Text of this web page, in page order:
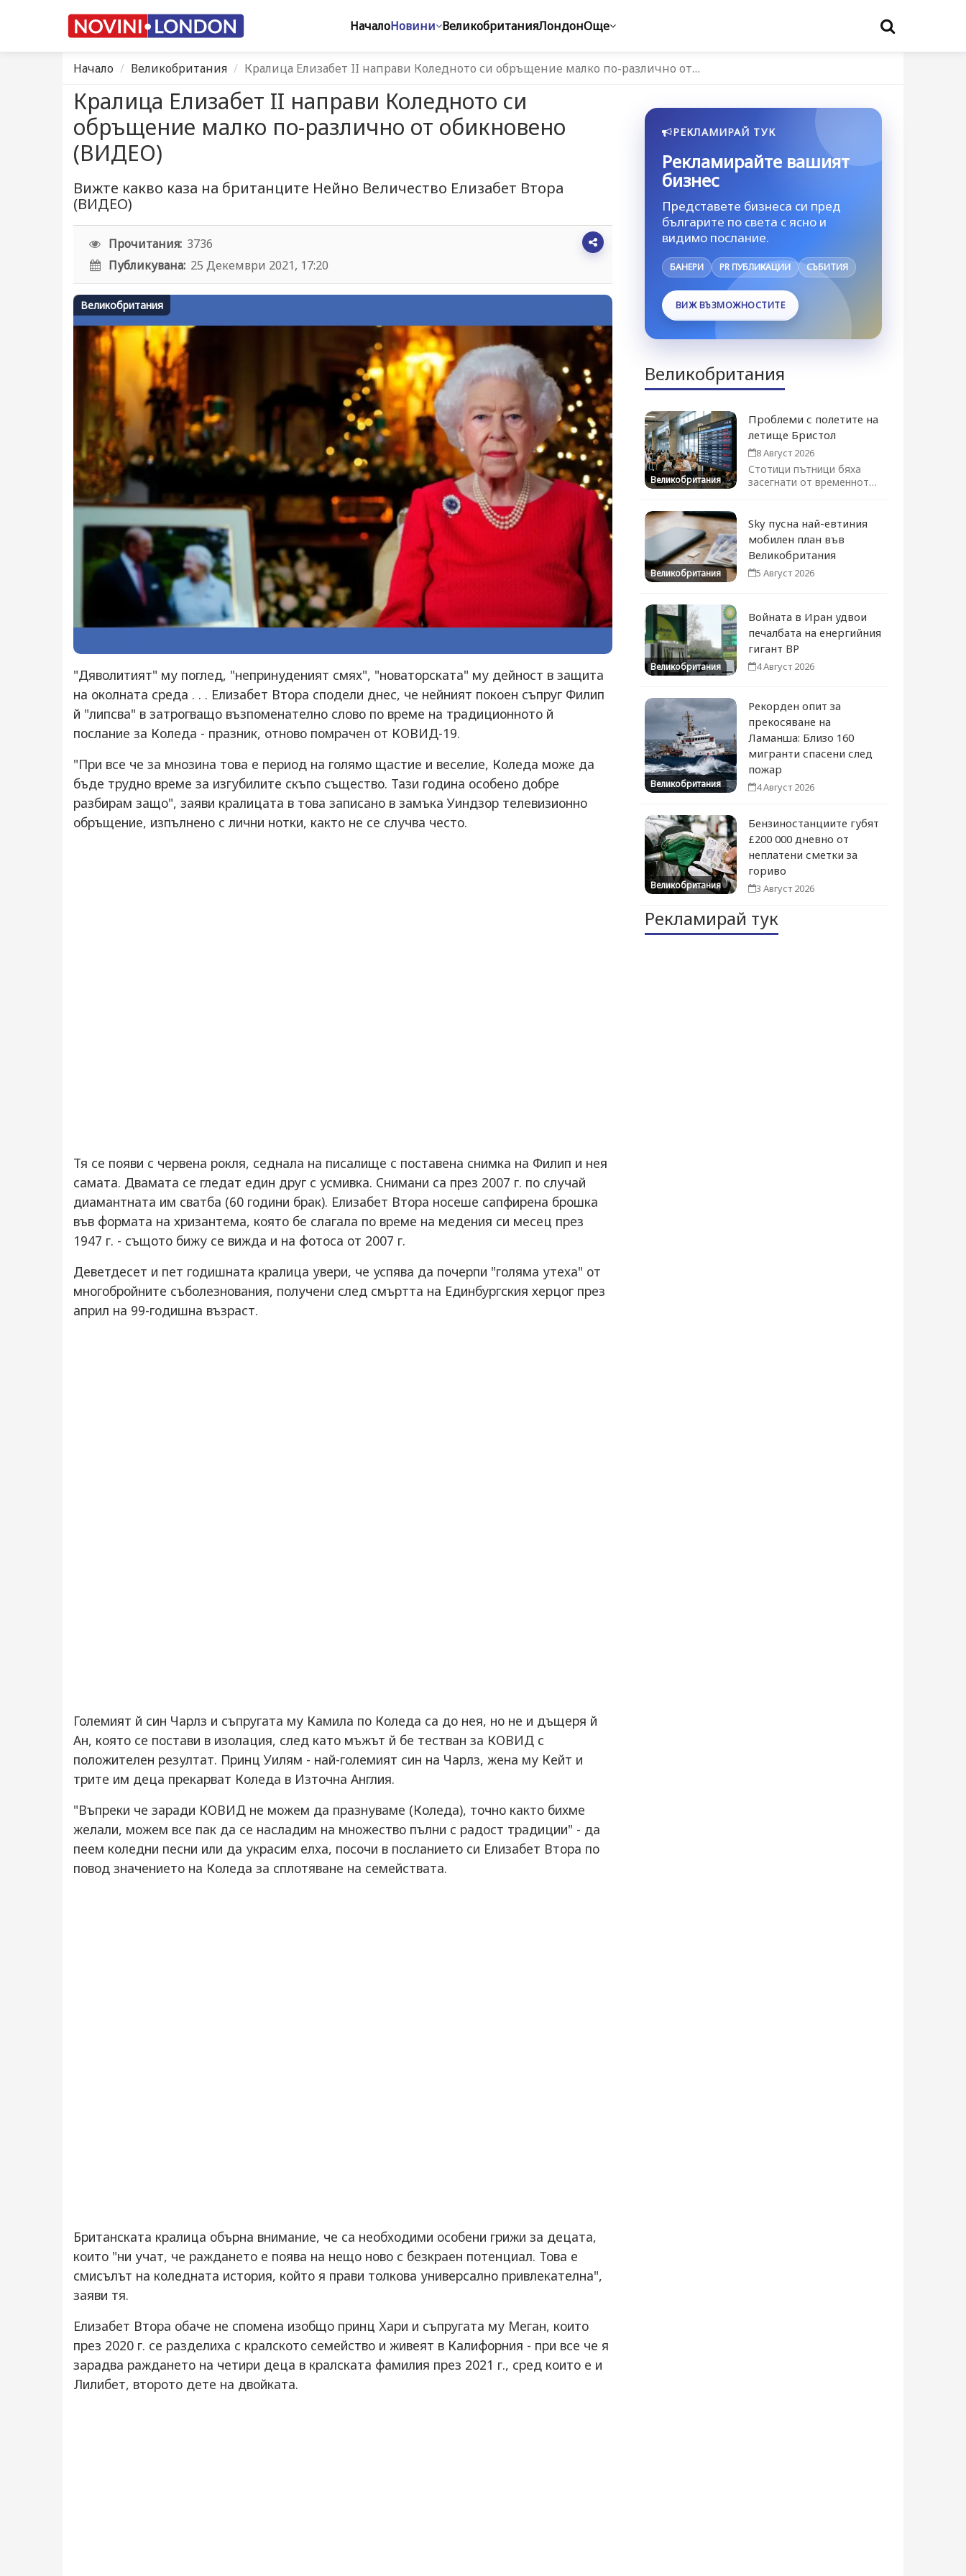
НачалоНовини ВеликобританияЛондонОще
Начало Великобритания Кралица Елизабет II направи Коледното си обръщение малко по-различно от…
Кралица Елизабет II направи Коледното си
обръщение малко по-различно от обикновено
(ВИДЕО)
Вижте какво каза на британците Нейно Величество Елизабет Втора
(ВИДЕО)
Прочитания: 3736
Публикувана: 25 Декември 2021, 17:20
Великобритания
"Дяволитият" му поглед, "непринуденият смях", "новаторската" му дейност в защита
на околната среда . . . Елизабет Втора сподели днес, че нейният покоен съпруг Филип
й "липсва" в затрогващо възпоменателно слово по време на традиционното й
послание за Коледа - празник, отново помрачен от КОВИД-19.
"При все че за мнозина това е период на голямо щастие и веселие, Коледа може да
бъде трудно време за изгубилите скъпо същество. Тази година особено добре
разбирам защо", заяви кралицата в това записано в замъка Уиндзор телевизионно
обръщение, изпълнено с лични нотки, както не се случва често.
Тя се появи с червена рокля, седнала на писалище с поставена снимка на Филип и нея
самата. Двамата се гледат един друг с усмивка. Снимани са през 2007 г. по случай
диамантната им сватба (60 години брак). Елизабет Втора носеше сапфирена брошка
във формата на хризантема, която бе слагала по време на медения си месец през
1947 г. - същото бижу се вижда и на фотоса от 2007 г.
Деветдесет и пет годишната кралица увери, че успява да почерпи "голяма утеха" от
многобройните съболезнования, получени след смъртта на Единбургския херцог през
април на 99-годишна възраст.
Големият й син Чарлз и съпругата му Камила по Коледа са до нея, но не и дъщеря й
Ан, която се постави в изолация, след като мъжът й бе тестван за КОВИД с
положителен резултат. Принц Уилям - най-големият син на Чарлз, жена му Кейт и
трите им деца прекарват Коледа в Източна Англия.
"Въпреки че заради КОВИД не можем да празнуваме (Коледа), точно както бихме
желали, можем все пак да се насладим на множество пълни с радост традиции" - да
пеем коледни песни или да украсим елха, посочи в посланието си Елизабет Втора по
повод значението на Коледа за сплотяване на семействата.
Британската кралица обърна внимание, че са необходими особени грижи за децата,
които "ни учат, че раждането е поява на нещо ново с безкраен потенциал. Това е
смисълът на коледната история, който я прави толкова универсално привлекателна",
заяви тя.
Елизабет Втора обаче не спомена изобщо принц Хари и съпругата му Меган, които
през 2020 г. се разделиха с кралското семейство и живеят в Калифорния - при все че я
зарадва раждането на четири деца в кралската фамилия през 2021 г., сред които е и
Лилибет, второто дете на двойката.
РЕКЛАМИРАЙ ТУК
Рекламирайте вашият
бизнес
Представете бизнеса си пред
българите по света с ясно и
видимо послание.
БАНЕРИ PR ПУБЛИКАЦИИ СЪБИТИЯ
ВИЖ ВЪЗМОЖНОСТИТЕ
Великобритания
Великобритания
Проблеми с полетите на
летище Бристол
8 Август 2026
Стотици пътници бяха
засегнати от временното
възстановява...
Великобритания
Sky пусна най-евтиния
мобилен план във
Великобритания
5 Август 2026
Великобритания
Войната в Иран удвои
печалбата на енергийния
гигант BP
4 Август 2026
Великобритания
Рекорден опит за
прекосяване на
Ламанша: Близо 160
мигранти спасени след
пожар
4 Август 2026
Великобритания
Бензиностанциите губят
£200 000 дневно от
неплатени сметки за
гориво
3 Август 2026
Рекламирай тук